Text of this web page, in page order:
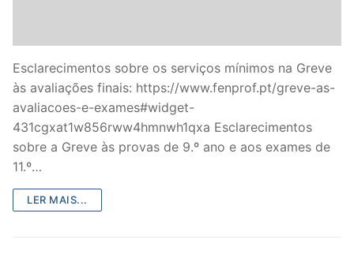
Esclarecimentos sobre os serviços mínimos na Greve
às avaliações finais: https://www.fenprof.pt/greve-as-
avaliacoes-e-exames#widget-
431cgxat1w856rww4hmnwh1qxa Esclarecimentos
sobre a Greve às provas de 9.º ano e aos exames de
11.º…
LER MAIS...